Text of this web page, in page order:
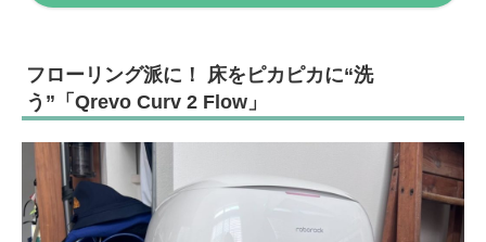
フローリング派に！ 床をピカピカに“洗
う”「Qrevo Curv 2 Flow」